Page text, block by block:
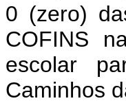
0 (zero)
COFINS
escolar
Caminhos